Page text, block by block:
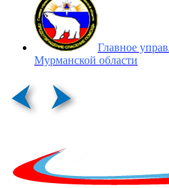
Главное
Мурманской области